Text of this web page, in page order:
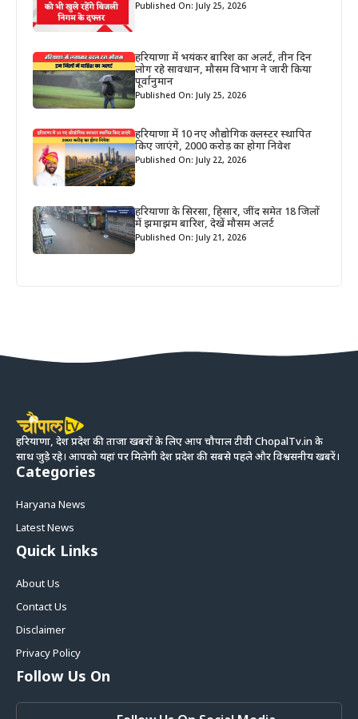
Published On: July 25, 2026
हरियाणा में भयंकर बारिश का अलर्ट, तीन दिन
लोग रहे सावधान, मौसम विभाग ने जारी किया
पूर्वानुमान
Published On: July 25, 2026
हरियाणा में 10 नए औद्योगिक क्लस्टर स्थापित
किए जाएंगे, 2000 करोड़ का होगा निवेश
Published On: July 22, 2026
हरियाणा के सिरसा, हिसार, जींद समेत 18 जिलों
में झमाझम बारिश, देखें मौसम अलर्ट
Published On: July 21, 2026
हरियाणा, देश प्रदेश की ताजा खबरों के लिए आप चौपाल टीवी ChopalTv.in के
साथ जुड़े रहे। आपको यहां पर मिलेगी देश प्रदेश की सबसे पहले और विश्वसनीय खबरें।
Categories
Haryana News
Latest News
Quick Links
About Us
Contact Us
Disclaimer
Privacy Policy
Follow Us On